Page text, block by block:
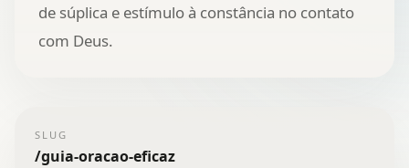
de súplica e estímulo à constância no contato
com Deus.
SLUG
/guia-oracao-eficaz